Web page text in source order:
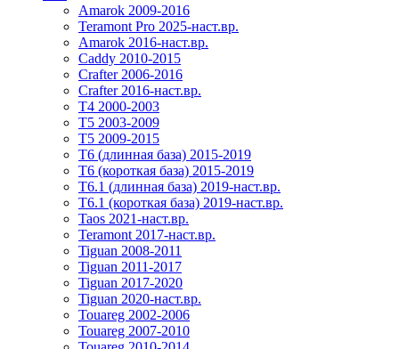
Amarok 2009-2016
Teramont Pro 2025-наст.вр.
Amarok 2016-наст.вр.
Caddy 2010-2015
Crafter 2006-2016
Crafter 2016-наст.вр.
T4 2000-2003
T5 2003-2009
T5 2009-2015
T6 (длинная база) 2015-2019
Т6 (короткая база) 2015-2019
T6.1 (длинная база) 2019-наст.вр.
T6.1 (короткая база) 2019-наст.вр.
Taos 2021-наст.вр.
Teramont 2017-наст.вр.
Tiguan 2008-2011
Tiguan 2011-2017
Tiguan 2017-2020
Tiguan 2020-наст.вр.
Touareg 2002-2006
Touareg 2007-2010